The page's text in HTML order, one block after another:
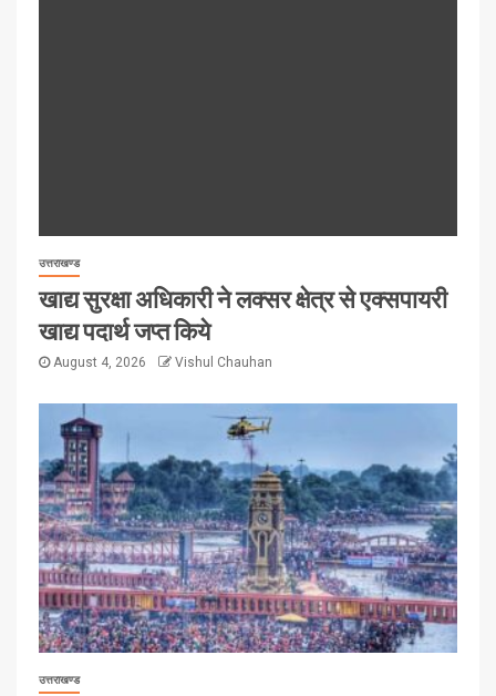
उत्तराखण्ड
खाद्य सुरक्षा अधिकारी ने लक्सर क्षेत्र से एक्सपायरी
खाद्य पदार्थ जप्त किये
August 4, 2026 Vishul Chauhan
उत्तराखण्ड